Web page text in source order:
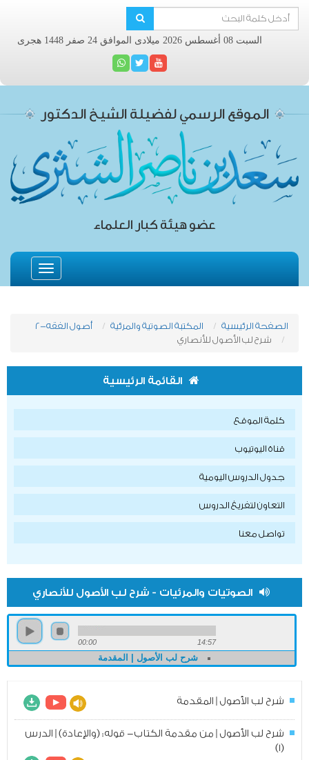
السبت 08 أغسطس 2026 ميلادى الموافق 24 صفر 1448 هجرى
الموقع الرسمي لفضيلة الشيخ الدكتور
عضو هيئة كبار العلماء
Toggle
navigation
الصفحة الرئيسية المكتبة الصوتية والمرئية
أصول الفقه-2
شرح لب الأصول للأنصاري
القائمة الرئيسية
كلمة الموقع
قناة اليوتيوب
جدول الدروس اليومية
التعاون لتفريغ الدروس
تواصل معنا
الصوتيات والمرئيات - شرح لب الأصول للأنصاري
00:00 14:57
شرح لب الأصول | المقدمة
شرح لب الأصول | المقدمة
شرح لب الأصول | من مقدمة الكتاب- قوله: (والإعادة) | الدرس
(1)